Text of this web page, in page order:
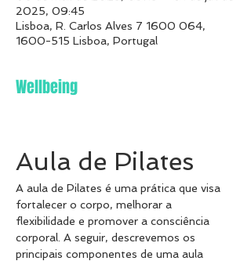
2025, 09:45
Lisboa, R. Carlos Alves 7 1600 064,
1600-515 Lisboa, Portugal
Wellbeing
Aula de Pilates
A aula de Pilates é uma prática que visa
fortalecer o corpo, melhorar a
flexibilidade e promover a consciência
corporal. A seguir, descrevemos os
principais componentes de uma aula